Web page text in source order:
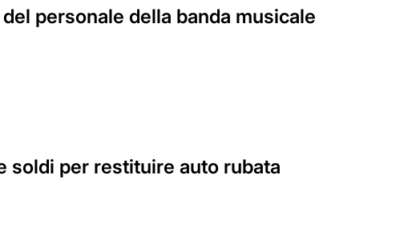
personale della banda musicale
soldi per restituire auto rubata